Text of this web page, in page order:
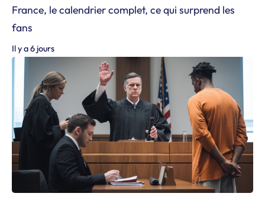
France, le calendrier complet, ce qui surprend les
fans
Il y a 6 jours